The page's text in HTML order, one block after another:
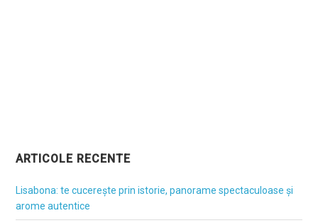
ARTICOLE RECENTE
Lisabona: te cucerește prin istorie, panorame spectaculoase și
arome autentice